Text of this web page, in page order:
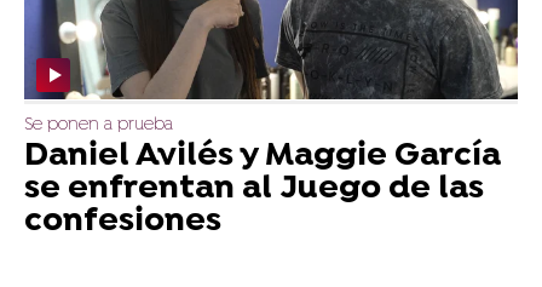
Se ponen a prueba
Daniel Avilés y Maggie García
se enfrentan al Juego de las
confesiones